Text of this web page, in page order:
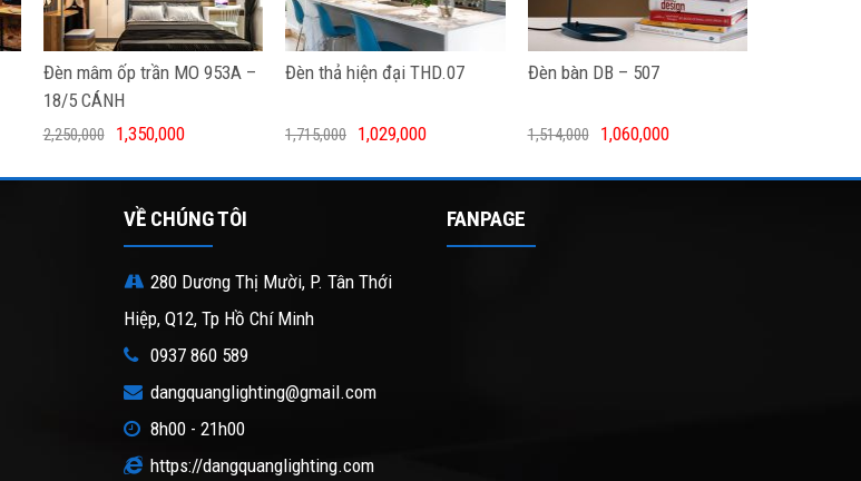
Đèn mâm ốp trần MO 953A –
18/5 CÁNH
2,250,000 1,350,000
Đèn thả hiện đại THD.07
1,715,000 1,029,000
Đèn bàn DB – 507
1,514,000 1,060,000
VỀ CHÚNG TÔI
280 Dương Thị Mười, P. Tân Thới
Hiệp, Q12, Tp Hồ Chí Minh
0937 860 589
dangquanglighting@gmail.com
8h00 - 21h00
https://dangquanglighting.com
FANPAGE